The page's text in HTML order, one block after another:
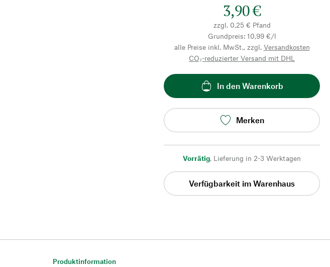
3,90 €
zzgl. 0,25 € Pfand
Grundpreis: 10,99 €/l
alle Preise inkl. MwSt., zzgl. Versandkosten
CO₂-reduzierter Versand mit DHL
In den Warenkorb
Merken
Vorrätig, Lieferung in 2-3 Werktagen
Verfügbarkeit im Warenhaus
Produktinformation